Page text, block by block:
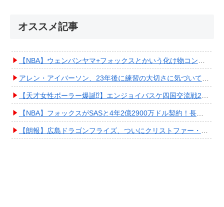
オススメ記事
【NBA】ウェンバンヤマ+フォックスとかいう化け物コンビが爆誕してしまうwwwwwwwwww
アレン・アイバーソン、23年後に練習の大切さに気づいてしまうwwwwwwwwwwww
【天才女性ボーラー爆誕⁉︎】エンジョイバスケ四国交流戦2025 in 香川③ #エアボーズ #427
【NBA】フォックスがSASと4年2億2900万ドル契約！長期確保しPO進出へ期待高まる
【朗報】広島ドラゴンフライズ、ついにクリストファー・スミス獲得キタ━━━━(ﾟ∀ﾟ)━━━━!!